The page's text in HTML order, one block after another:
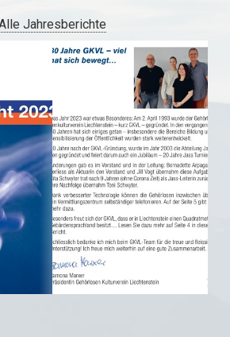
Jahresberichte